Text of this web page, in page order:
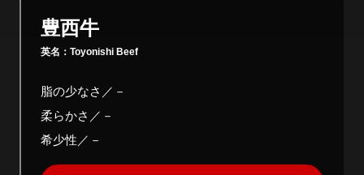
豊西牛
英名： Toyonishi Beef
脂の少なさ／－
柔らかさ／－
希少性／－